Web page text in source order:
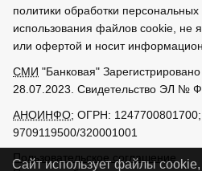
политики обработки
использования файлов cookie, не
или офертой и носит
СМИ "Банковая" Зарегистрировано
28.07.2023. Свидетельство ЭЛ №
АНОИНФО; ОГРН:
9709119500/320001001
Пользовательское соглашение
Сайт использует файлы